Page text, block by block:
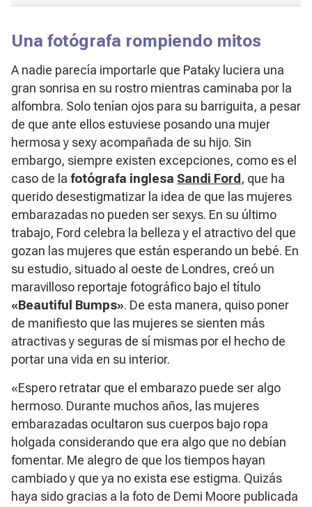
Una fotógrafa rompiendo mitos
A nadie parecía importarle que Pataky luciera una
gran sonrisa en su rostro mientras caminaba por la
alfombra. Solo tenían ojos para su barriguita, a pesar
de que ante ellos estuviese posando una mujer
hermosa y sexy acompañada de su hijo. Sin
embargo, siempre existen excepciones, como es el
caso de la fotógrafa inglesa Sandi Ford , que ha
querido desestigmatizar la idea de que las mujeres
embarazadas no pueden ser sexys. En su último
trabajo, Ford celebra la belleza y el atractivo del que
gozan las mujeres que están esperando un bebé. En
su estudio, situado al oeste de Londres, creó un
maravilloso reportaje fotográfico bajo el título
«Beautiful Bumps». De esta manera, quiso poner
de manifiesto que las mujeres se sienten más
atractivas y seguras de sí mismas por el hecho de
portar una vida en su interior.
«Espero retratar que el embarazo puede ser algo
hermoso. Durante muchos años, las mujeres
embarazadas ocultaron sus cuerpos bajo ropa
holgada considerando que era algo que no debían
fomentar. Me alegro de que los tiempos hayan
cambiado y que ya no exista ese estigma. Quizás
haya sido gracias a la foto de Demi Moore publicada